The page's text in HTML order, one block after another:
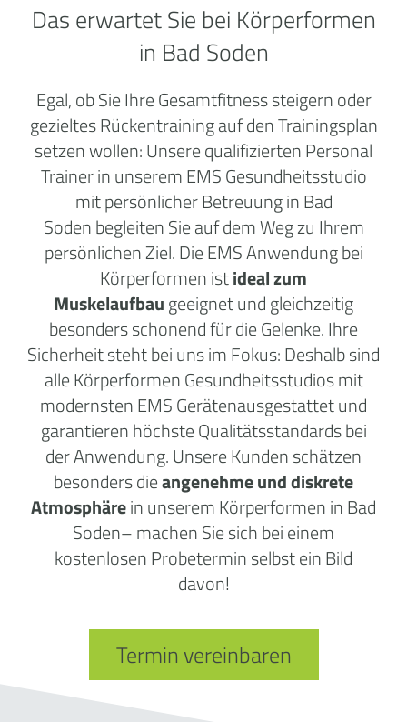
Das erwartet Sie bei Körperformen
in Bad Soden
Egal, ob Sie Ihre Gesamtfitness steigern oder
gezieltes Rückentraining auf den Trainingsplan
setzen wollen: Unsere qualifizierten Personal
Trainer in unserem EMS Gesundheitsstudio
mit persönlicher Betreuung in Bad
Soden begleiten Sie auf dem Weg zu Ihrem
persönlichen Ziel. Die EMS Anwendung bei
Körperformen istideal zum
Muskelaufbaugeeignet und gleichzeitig
besonders schonend für die Gelenke. Ihre
Sicherheit steht bei uns im Fokus: Deshalb sind
alle Körperformen Gesundheitsstudios mit
modernsten EMS Gerätenausgestattet und
garantieren höchste Qualitätsstandards bei
der Anwendung. Unsere Kunden schätzen
besonders dieangenehme und diskrete
Atmosphärein unserem Körperformen in Bad
Soden– machen Sie sich bei einem
kostenlosen Probetermin selbst ein Bild
davon!
Termin vereinbaren